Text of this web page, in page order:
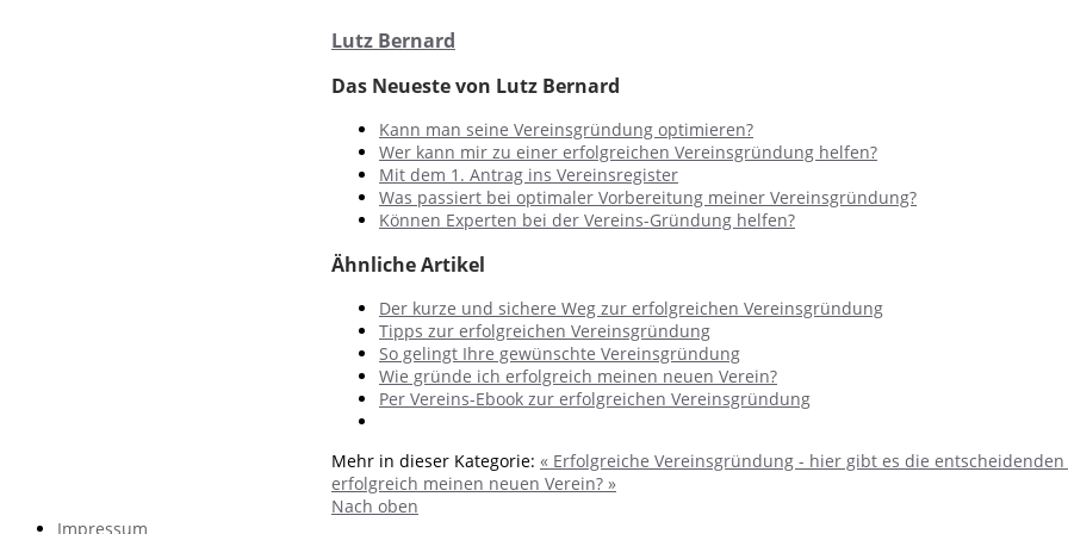
Lutz Bernard
Das Neueste von Lutz Bernard
Kann man seine Vereinsgründung optimieren?
Wer kann mir zu einer erfolgreichen Vereinsgründung helfen?
Mit dem 1. Antrag ins Vereinsregister
Was passiert bei optimaler Vorbereitung meiner Vereinsgründung?
Können Experten bei der Vereins-Gründung helfen?
Ähnliche Artikel
Der kurze und sichere Weg zur erfolgreichen Vereinsgründung
Tipps zur erfolgreichen Vereinsgründung
So gelingt Ihre gewünschte Vereinsgründung
Wie gründe ich erfolgreich meinen neuen Verein?
Per Vereins-Ebook zur erfolgreichen Vereinsgründung
Mehr in dieser Kategorie: « Erfolgreiche Vereinsgründung - hier gibt es die entscheidenden
erfolgreich meinen neuen Verein? »
Nach oben
Impressum